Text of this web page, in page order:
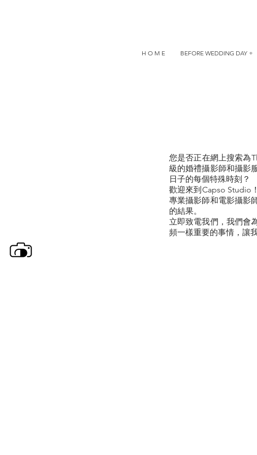
H O M E BEFORE WEDDING DAY +
您是否正在網上搜索為
級的婚禮攝影師和攝影
日子的每個特殊時刻？
歡迎來到Capso Studio
專業攝影師和電影攝影
的結果。
立即致電我們，我們會
頻一樣重要的事情，讓